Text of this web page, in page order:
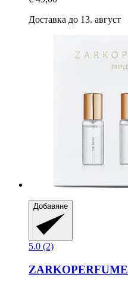
Доставка до 13. август
Добавяне
5.0 (2)
ZARKOPERFUME